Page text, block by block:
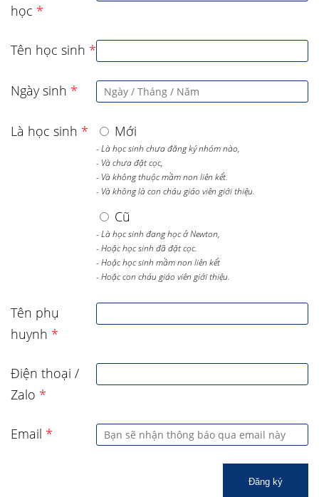
học *
Tên học sinh *
Ngày sinh *
Là học sinh * Mới
- Là học sinh chưa đăng ký nhóm nào,
- Và chưa đặt cọc,
- Và không thuộc mầm non liên kết.
- Và không là con cháu giáo viên giới thiệu.
Cũ
- Là học sinh đang học ở Newton,
- Hoặc học sinh đã đặt cọc.
- Hoặc học sinh mầm non liên kết
- Hoặc con cháu giáo viên giới thiệu.
Tên phụ
huynh *
Điện thoại /
Zalo *
Email *
Đăng ký